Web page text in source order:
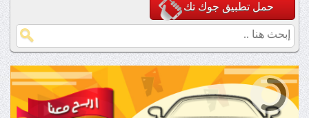
حمل تطبيق جوك تك